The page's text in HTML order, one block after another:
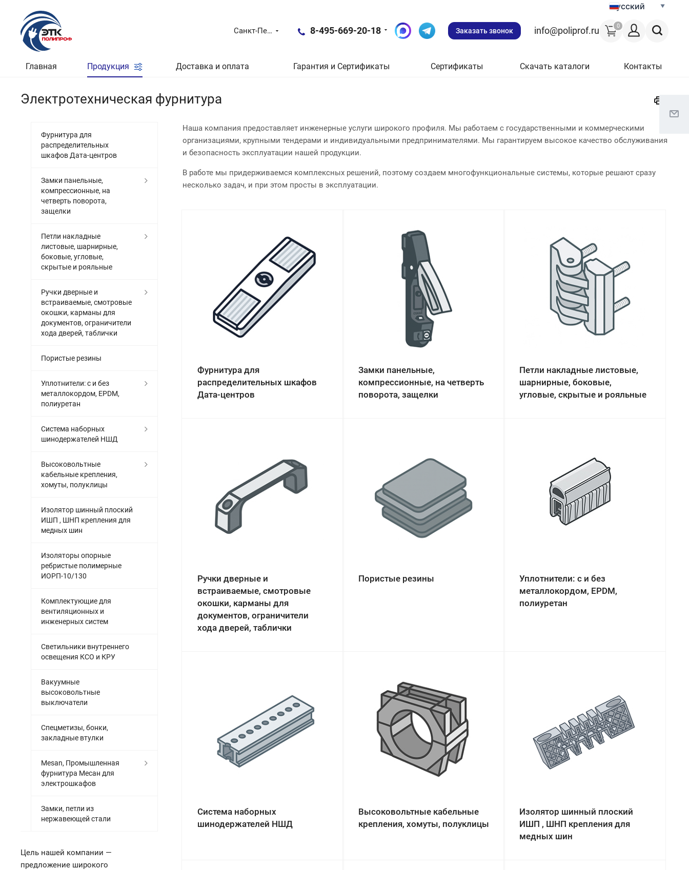
Русский
0
Санкт-Петербург 8-495-669-20-18 Заказать звонок info@poliprof.ru
Главная Продукция Доставка и оплата Гарантия и Сертификаты Сертификаты Скачать каталоги Контакты
Электротехническая фурнитура
Наша компания предоставляет инженерные услуги широкого профиля. Мы работаем с государственными и коммерческими
организациями, крупными тендерами и индивидуальными предпринимателями. Мы гарантируем высокое качество обслуживания
и безопасность эксплуатации нашей продукции.
В работе мы придерживаемся комплексных решений, поэтому создаем многофункциональные системы, которые решают сразу
несколько задач, и при этом просты в эксплуатации.
Фурнитура для
распределительных шкафов
Дата-центров
Замки панельные,
компрессионные, на четверть
поворота, защелки
Петли накладные листовые,
шарнирные, боковые,
угловые, скрытые и рояльные
Ручки дверные и
встраиваемые, смотровые
окошки, карманы для
документов, ограничители
хода дверей, таблички
Пористые резины
Уплотнители: с и без
металлокордом, EPDM,
полиуретан
Система наборных
шинодержателей НШД
Высоковольтные кабельные
крепления, хомуты, полуклицы
Изолятор шинный плоский
ИШП , ШНП крепления для
медных шин
Фурнитура для
распределительных
шкафов Дата-центров
Замки панельные,
компрессионные, на
четверть поворота,
защелки
Петли накладные
листовые, шарнирные,
боковые, угловые,
скрытые и рояльные
Ручки дверные и
встраиваемые, смотровые
окошки, карманы для
документов, ограничители
хода дверей, таблички
Пористые резины
Уплотнители: с и без
металлокордом, EPDM,
полиуретан
Система наборных
шинодержателей НШД
Высоковольтные
кабельные крепления,
хомуты, полуклицы
Изолятор шинный плоский
ИШП , ШНП крепления для
медных шин
Изоляторы опорные
ребристые полимерные
ИОРП-10/130
Комплектующие для
вентиляционных и
инженерных систем
Светильники внутреннего
освещения КСО и КРУ
Вакуумные
высоковольтные
выключатели
Спецметизы, бонки,
закладные втулки
Mesan, Промышленная
фурнитура Месан для
электрошкафов
Замки, петли из
нержавеющей стали
Цель нашей компании —
предложение широкого